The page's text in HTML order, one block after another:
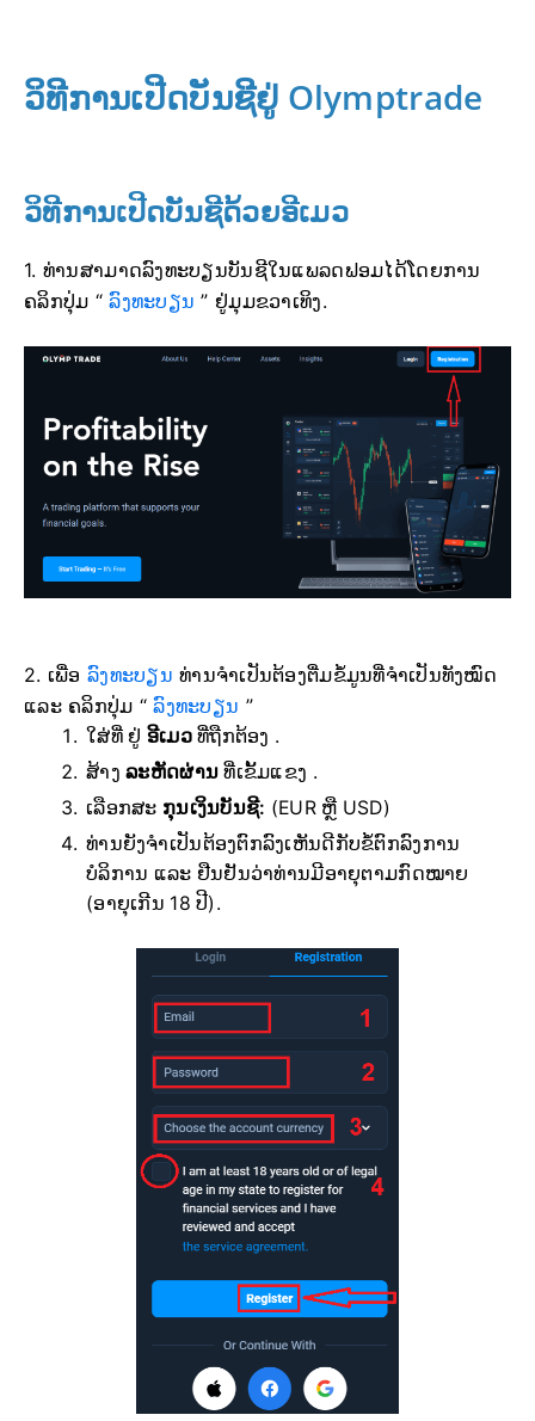
ວິທີການເປີດບັນຊີຢູ່ Olymptrade
ວິທີການເປີດບັນຊີດ້ວຍອີເມວ
1. ທ່ານສາມາດລົງທະບຽນບັນຊີໃນແພລດຟອມໄດ້ໂດຍການ
ຄລິກປຸ່ມ “ລົງທະບຽນ ” ຢູ່ມຸມຂວາເທິງ.
2. ເພື່ອ ລົງທະບຽນ ທ່ານຈຳເປັນຕ້ອງຕື່ມຂໍ້ມູນທີ່ຈຳເປັນທັງໝົດ
ແລະ ຄລິກປຸ່ມ “ລົງທະບຽນ ”
ໃສ່ທີ່ ຢູ່ ອີເມວທີ່ຖືກຕ້ອງ .
ສ້າງລະຫັດຜ່ານ ທີ່ເຂັ້ມແຂງ .
ເລືອກສະ ກຸນເງິນບັນຊີ: (EUR ຫຼື USD)
ທ່ານຍັງຈຳເປັນຕ້ອງຕົກລົງເຫັນດີກັບຂໍ້ຕົກລົງການ
ບໍລິການ ແລະ ຢືນຢັນວ່າທ່ານມີອາຍຸຕາມກົດໝາຍ
(ອາຍຸເກີນ 18 ປີ).